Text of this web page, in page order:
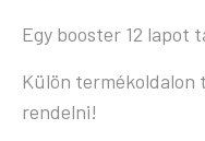
Egy booster 12 lapot
Külön
rendelni!